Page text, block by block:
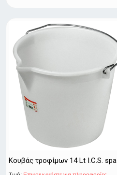
Κουβάς τροφίμων 14 Lt I.C.S. spa